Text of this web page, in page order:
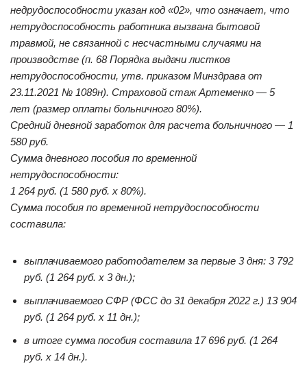
недрудоспособности указан код «02», что означает, что
нетрудоспособность работника вызвана бытовой
травмой, не связанной с несчастными случаями на
производстве (п. 68 Порядка выдачи листков
нетрудоспособности, утв. приказом Минздрава от
23.11.2021 № 1089н). Страховой стаж Артеменко — 5
лет (размер оплаты больничного 80%).
Средний дневной заработок для расчета больничного — 1
580 руб.
Сумма дневного пособия по временной
нетрудоспособности:
1 264 руб. (1 580 руб. x 80%).
Сумма пособия по временной нетрудоспособности
составила:
выплачиваемого работодателем за первые 3 дня: 3 792
руб. (1 264 руб. x 3 дн.);
выплачиваемого СФР (ФСС до 31 декабря 2022 г.) 13 904
руб. (1 264 руб. x 11 дн.);
в итоге сумма пособия составила 17 696 руб. (1 264
руб. x 14 дн.).